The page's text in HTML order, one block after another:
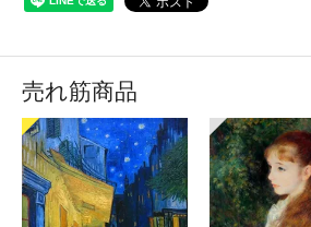
売れ筋商品